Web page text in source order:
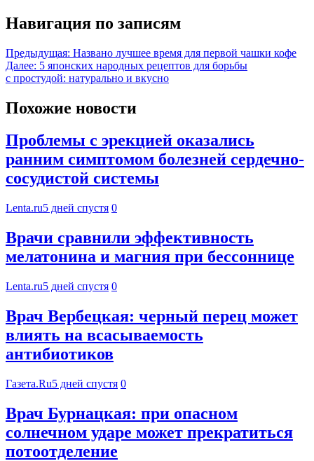
Навигация по записям
Предыдущая: Названо лучшее время для первой чашки кофе
Далее: 5 японских народных рецептов для борьбы
с простудой: натурально и вкусно
Похожие новости
Проблемы с эрекцией оказались
ранним симптомом болезней сердечно-
сосудистой системы
Lenta.ru5 дней спустя 0
Врачи сравнили эффективность
мелатонина и магния при бессоннице
Lenta.ru5 дней спустя 0
Врач Вербецкая: черный перец может
влиять на всасываемость
антибиотиков
Газета.Ru5 дней спустя 0
Врач Бурнацкая: при опасном
солнечном ударе может прекратиться
потоотделение